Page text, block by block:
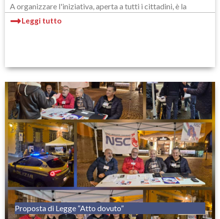
A organizzare l'iniziativa, aperta a tutti i cittadini, è la
Leggi tutto
Proposta di Legge “Atto dovuto”